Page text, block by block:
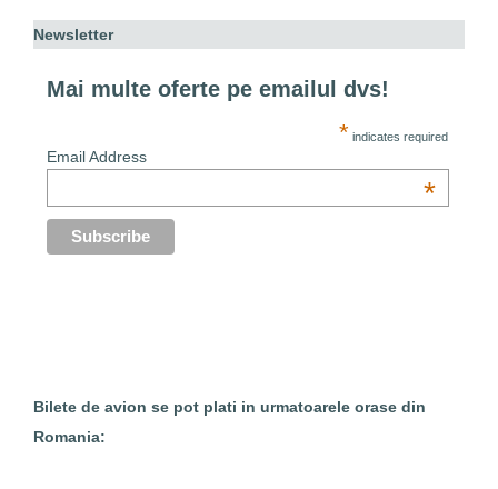
Newsletter
Mai multe oferte pe emailul dvs!
* indicates required
Email Address
*
Bilete de avion se pot plati in urmatoarele orase din
Romania: